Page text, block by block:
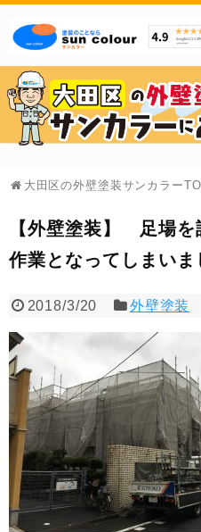
大田区の外壁塗装サンカラー
【外壁塗装】 足場
作業となってしまい
2018/3/20 外壁塗装